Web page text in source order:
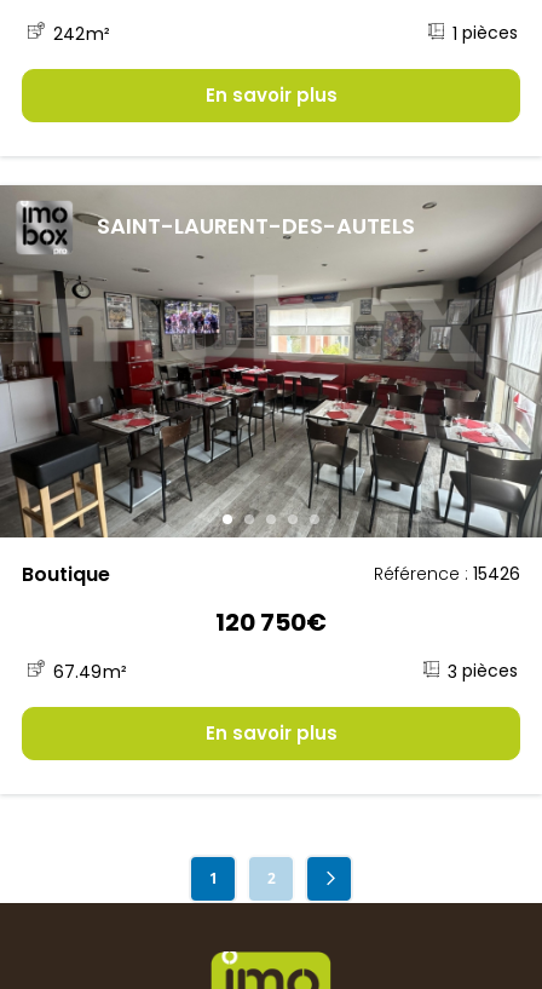
242m² 1
En savoir plus
SAINT-LAURENT-DES-AUTELS
Boutique Référence :15426
120 750€
67.49m² 3
En savoir plus
1 2